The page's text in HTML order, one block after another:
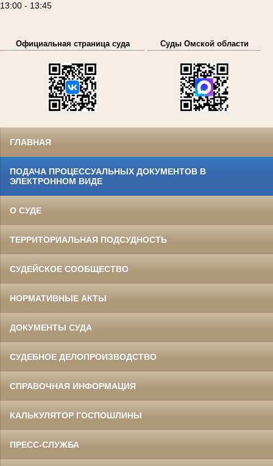
13:00 - 13:45
Официальная страница суда Суды Омской области
ГЛАВНАЯ
ПОДАЧА ПРОЦЕССУАЛЬНЫХ ДОКУМЕНТОВ В
ЭЛЕКТРОННОМ ВИДЕ
О СУДЕ
ТЕРРИТОРИАЛЬНАЯ ПОДСУДНОСТЬ
СУДЕЙСКОЕ СООБЩЕСТВО
НОРМАТИВНЫЕ АКТЫ
ДОКУМЕНТЫ СУДА
СУДЕБНОЕ ДЕЛОПРОИЗВОДСТВО
СПРАВОЧНАЯ ИНФОРМАЦИЯ
КАЛЬКУЛЯТОР ГОСПОШЛИНЫ
ПРЕСС-СЛУЖБА